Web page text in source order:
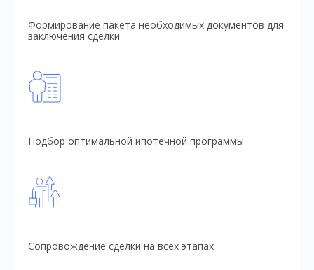
Формирование пакета необходимых документов для
заключения сделки
Подбор оптимальной ипотечной программы
Сопровождение сделки на всех этапах